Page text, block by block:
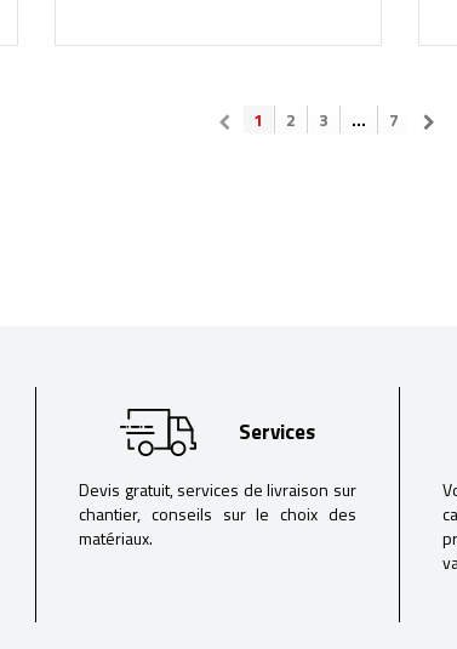
1 2 3 ... 7
Services
Devis gratuit, services de livraison sur
chantier, conseils sur le choix des
matériaux.